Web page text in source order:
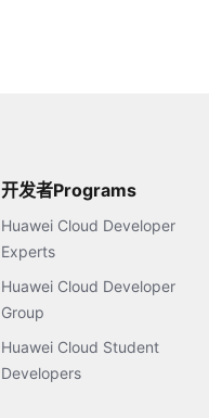
开发者Programs
Huawei Cloud Developer
Experts
Huawei Cloud Developer
Group
Huawei Cloud Student
Developers